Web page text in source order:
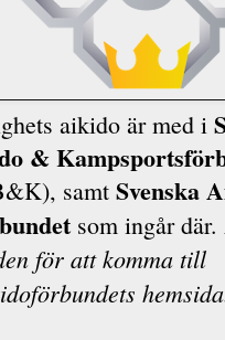
aikido är med i
&
samt Svenska
som ingår där.
för att komma till